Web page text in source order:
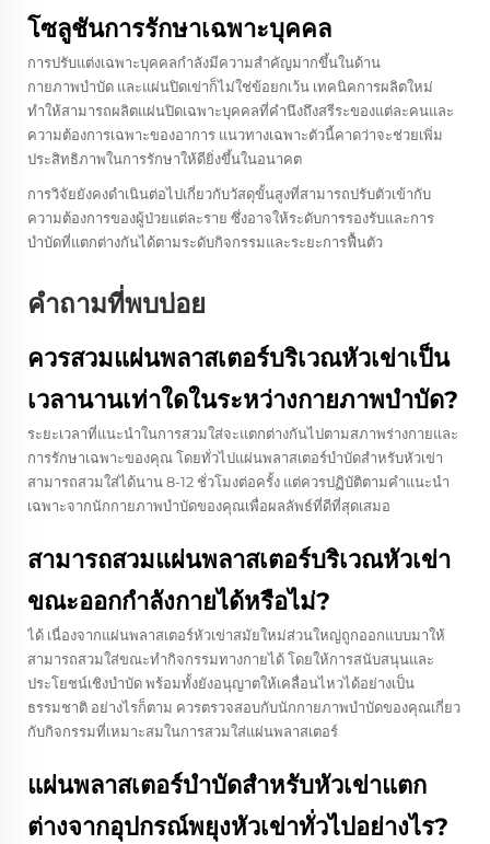
โซลูชันการรักษาเฉพาะบุคคล
การปรับแต่งเฉพาะบุคคลกำลังมีความสำคัญมากขึ้นในด้าน
กายภาพบำบัด และแผ่นปิดเข่าก็ไม่ใช่ข้อยกเว้น เทคนิคการผลิตใหม่
ทำให้สามารถผลิตแผ่นปิดเฉพาะบุคคลที่คำนึงถึงสรีระของแต่ละคนและ
ความต้องการเฉพาะของอาการ แนวทางเฉพาะตัวนี้คาดว่าจะช่วยเพิ่ม
ประสิทธิภาพในการรักษาให้ดียิ่งขึ้นในอนาคต
การวิจัยยังคงดำเนินต่อไปเกี่ยวกับวัสดุขั้นสูงที่สามารถปรับตัวเข้ากับ
ความต้องการของผู้ป่วยแต่ละราย ซึ่งอาจให้ระดับการรองรับและการ
บำบัดที่แตกต่างกันได้ตามระดับกิจกรรมและระยะการฟื้นตัว
คำถามที่พบบ่อย
ควรสวมแผ่นพลาสเตอร์บริเวณหัวเข่าเป็น
เวลานานเท่าใดในระหว่างกายภาพบำบัด?
ระยะเวลาที่แนะนำในการสวมใส่จะแตกต่างกันไปตามสภาพร่างกายและ
การรักษาเฉพาะของคุณ โดยทั่วไปแผ่นพลาสเตอร์บำบัดสำหรับหัวเข่า
สามารถสวมใส่ได้นาน 8-12 ชั่วโมงต่อครั้ง แต่ควรปฏิบัติตามคำแนะนำ
เฉพาะจากนักกายภาพบำบัดของคุณเพื่อผลลัพธ์ที่ดีที่สุดเสมอ
สามารถสวมแผ่นพลาสเตอร์บริเวณหัวเข่า
ขณะออกกำลังกายได้หรือไม่?
ได้ เนื่องจากแผ่นพลาสเตอร์หัวเข่าสมัยใหม่ส่วนใหญ่ถูกออกแบบมาให้
สามารถสวมใส่ขณะทำกิจกรรมทางกายได้ โดยให้การสนับสนุนและ
ประโยชน์เชิงบำบัด พร้อมทั้งยังอนุญาตให้เคลื่อนไหวได้อย่างเป็น
ธรรมชาติ อย่างไรก็ตาม ควรตรวจสอบกับนักกายภาพบำบัดของคุณเกี่ยว
กับกิจกรรมที่เหมาะสมในการสวมใส่แผ่นพลาสเตอร์
แผ่นพลาสเตอร์บำบัดสำหรับหัวเข่าแตก
ต่างจากอุปกรณ์พยุงหัวเข่าทั่วไปอย่างไร?